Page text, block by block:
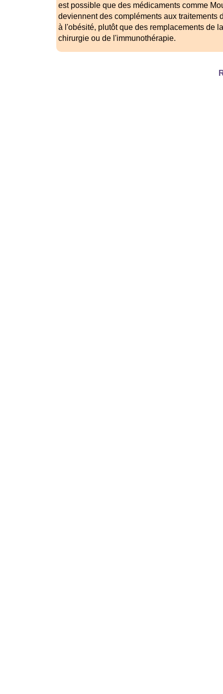
est possible que des médicaments comme
deviennent des compléments aux traitements
à l'obésité, plutôt que des remplacements de
chirurgie ou de l'immunothérapie.